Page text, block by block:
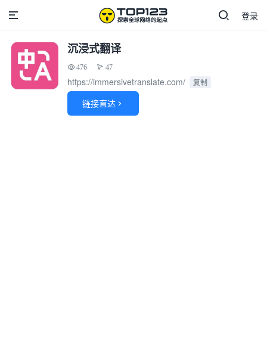
登录
沉浸式翻译
476 47
https://immersivetranslate.com/ 复制
链接直达 